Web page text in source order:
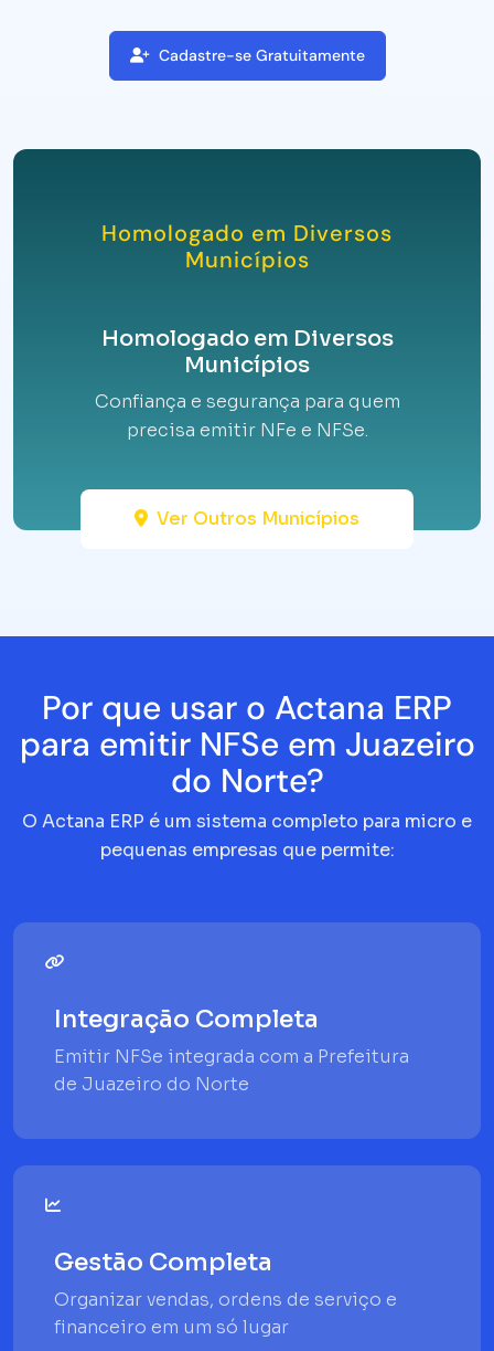
Cadastre-se Gratuitamente
Homologado em Diversos
Municípios
Homologado em Diversos
Municípios
Confiança e segurança para quem
precisa emitir NFe e NFSe.
Ver Outros Municípios
Por que usar o Actana ERP
para emitir NFSe em Juazeiro
do Norte?
O Actana ERP é um sistema completo para micro e
pequenas empresas que permite:
Integração Completa
Emitir NFSe integrada com a Prefeitura
de Juazeiro do Norte
Gestão Completa
Organizar vendas, ordens de serviço e
financeiro em um só lugar